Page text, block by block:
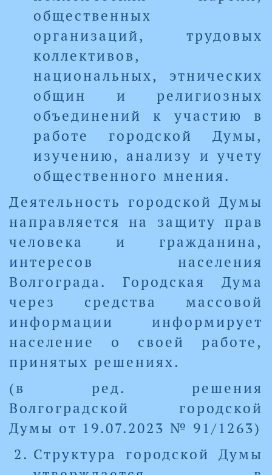
общественных
организаций, трудовых
коллективов,
национальных, этнических
общин и религиозных
объединений к участию в
работе городской Думы,
изучению, анализу и учету
общественного мнения.
Деятельность городской Думы
направляется на защиту прав
человека и гражданина,
интересов населения
Волгограда. Городская Дума
через средства массовой
информации информирует
население о своей работе,
принятых решениях.
(в ред. решения
Волгоградской городской
Думы от 19.07.2023 № 91/1263)
Структура городской Думы